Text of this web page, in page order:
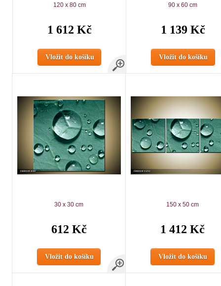
120 x 80 cm
1 612 Kč
Vložit do košíku
90 x 60 cm
1 139 Kč
Vložit do košíku
30 x 30 cm
612 Kč
Vložit do košíku
150 x 50 cm
1 412 Kč
Vložit do košíku